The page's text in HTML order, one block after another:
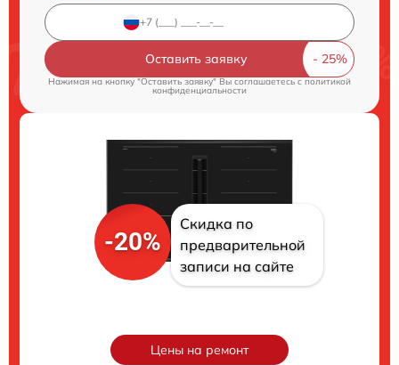
Оставить заявку
Нажимая на кнопку "Оставить заявку" Вы соглашаетесь cполитикой
конфиденциальности
-20%
Скидка по
предварительной
записи на сайте
Цены на ремонт